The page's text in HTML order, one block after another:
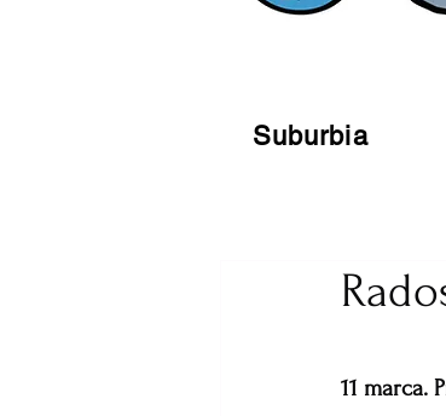
Suburbia
11 marca.